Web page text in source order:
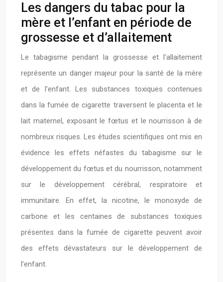
Les dangers du tabac pour la
mère et l’enfant en période de
grossesse et d’allaitement
Le tabagisme pendant la grossesse et l’allaitement
représente un danger majeur pour la santé de la mère
et de l’enfant. Les substances toxiques contenues
dans la fumée de cigarette traversent le placenta et le
lait maternel, exposant le fœtus et le nourrisson à de
nombreux risques. Les études scientifiques ont mis en
évidence les effets néfastes du tabagisme sur le
développement du fœtus et du nourrisson, notamment
sur le développement cérébral, respiratoire et
immunitaire. En effet, la nicotine, le monoxyde de
carbone et les centaines de substances toxiques
présentes dans la fumée de cigarette peuvent avoir
des effets dévastateurs sur le développement de
l’enfant.